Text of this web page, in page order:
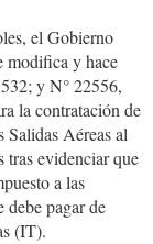
el Gobierno
modifica y hace
y N° 22556,
la contratación de
Salidas Aéreas al
tras evidenciar que
a las
pagar de
(IT).